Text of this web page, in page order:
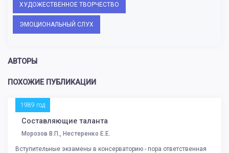
ХУДОЖЕСТВЕННОЕ ТВОРЧЕСТВО
ЭМОЦИОНАЛЬНЫЙ СЛУХ
АВТОРЫ
ПОХОЖИЕ ПУБЛИКАЦИИ
1989 год
Составляющие таланта
Морозов В.П., Нестеренко Е.Е.
Вступительные экзамены в консерваторию - пора ответственная